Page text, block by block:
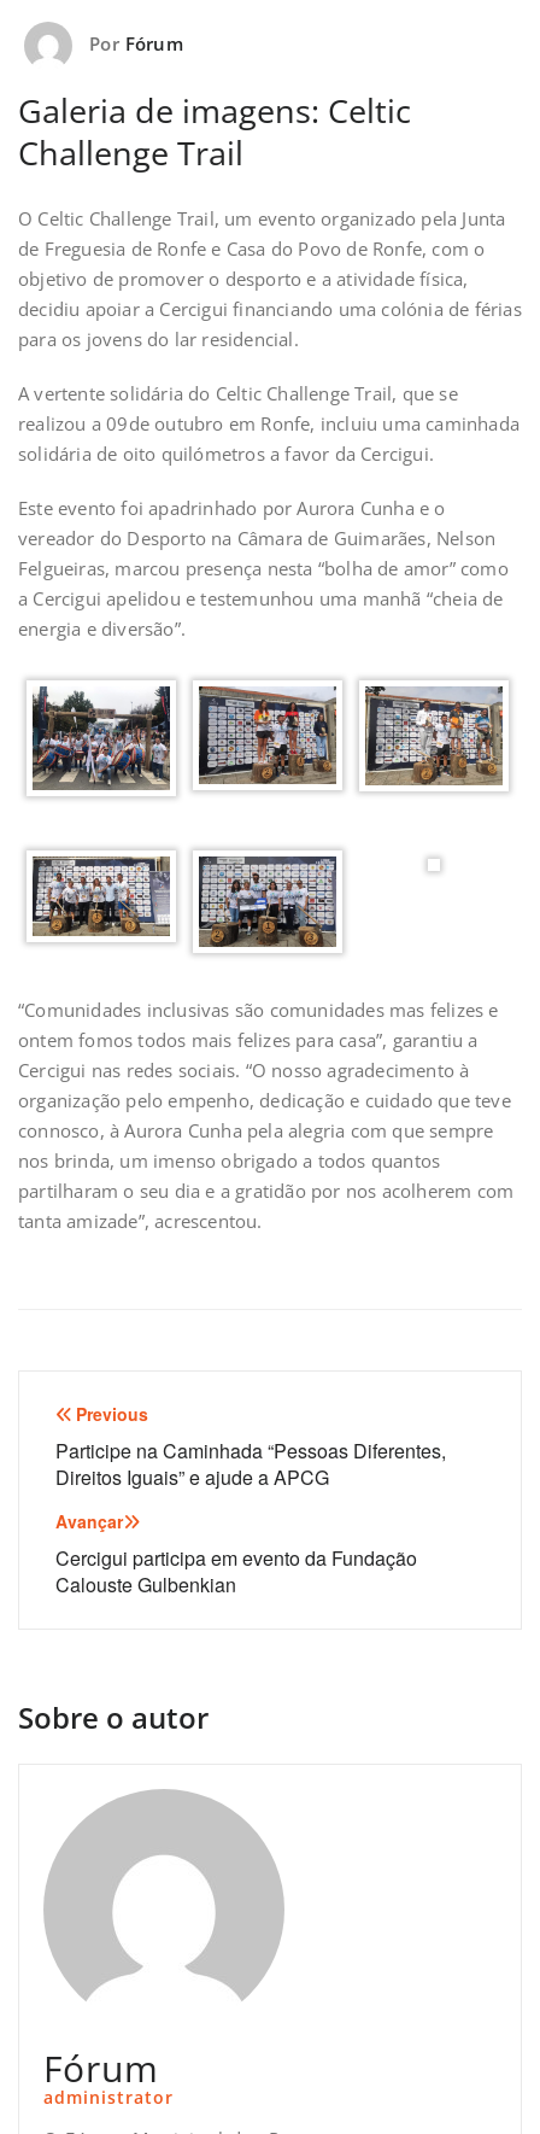
Por Fórum
Galeria de imagens: Celtic
Challenge Trail
O Celtic Challenge Trail, um evento organizado pela Junta
de Freguesia de Ronfe e Casa do Povo de Ronfe, com o
objetivo de promover o desporto e a atividade física,
decidiu apoiar a Cercigui financiando uma colónia de férias
para os jovens do lar residencial.
A vertente solidária do Celtic Challenge Trail, que se
realizou a 09de outubro em Ronfe, incluiu uma caminhada
solidária de oito quilómetros a favor da Cercigui.
Este evento foi apadrinhado por Aurora Cunha e o
vereador do Desporto na Câmara de Guimarães, Nelson
Felgueiras, marcou presença nesta “bolha de amor” como
a Cercigui apelidou e testemunhou uma manhã “cheia de
energia e diversão”.
“Comunidades inclusivas são comunidades mas felizes e
ontem fomos todos mais felizes para casa”, garantiu a
Cercigui nas redes sociais. “O nosso agradecimento à
organização pelo empenho, dedicação e cuidado que teve
connosco, à Aurora Cunha pela alegria com que sempre
nos brinda, um imenso obrigado a todos quantos
partilharam o seu dia e a gratidão por nos acolherem com
tanta amizade”, acrescentou.
Navegação
de
artigos
Previous
Participe na Caminhada “Pessoas Diferentes,
Direitos Iguais” e ajude a APCG
Avançar
Cercigui participa em evento da Fundação
Calouste Gulbenkian
Sobre o autor
Fórum
administrator